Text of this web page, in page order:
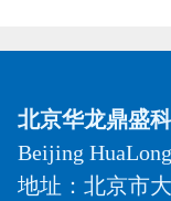
北京华龙鼎盛
Beijing
地址：北京市